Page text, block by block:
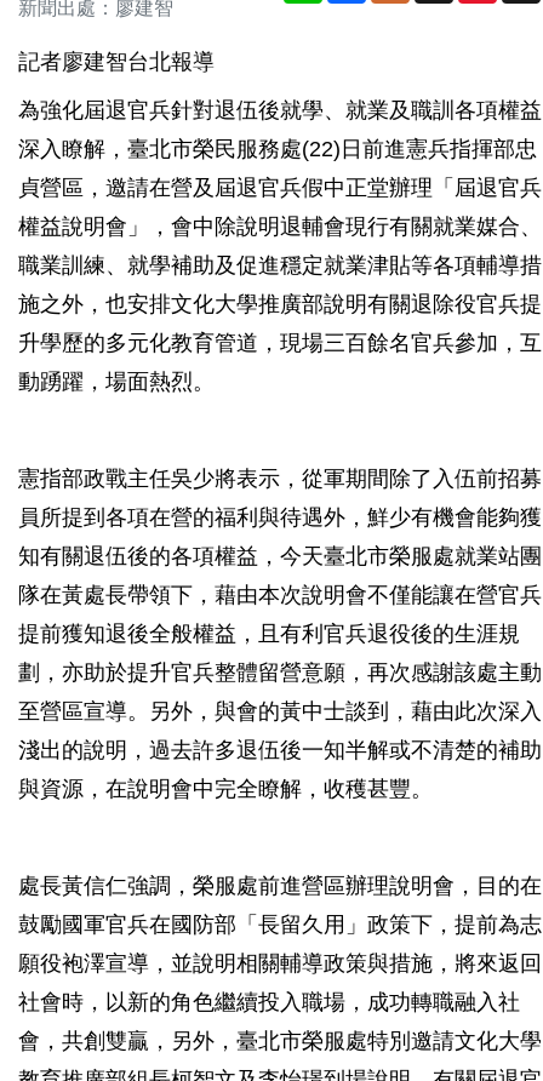
新聞出處：廖建智
記者廖建智台北報導
為強化屆退官兵針對退伍後就學、就業及職訓各項權益
深入瞭解，臺北市榮民服務處(22)日前進憲兵指揮部忠
貞營區，邀請在營及屆退官兵假中正堂辦理「屆退官兵
權益說明會」，會中除說明退輔會現行有關就業媒合、
職業訓練、就學補助及促進穩定就業津貼等各項輔導措
施之外，也安排文化大學推廣部說明有關退除役官兵提
升學歷的多元化教育管道，現場三百餘名官兵參加，互
動踴躍，場面熱烈。
憲指部政戰主任吳少將表示，從軍期間除了入伍前招募
員所提到各項在營的福利與待遇外，鮮少有機會能夠獲
知有關退伍後的各項權益，今天臺北市榮服處就業站團
隊在黃處長帶領下，藉由本次說明會不僅能讓在營官兵
提前獲知退後全般權益，且有利官兵退役後的生涯規
劃，亦助於提升官兵整體留營意願，再次感謝該處主動
至營區宣導。另外，與會的黃中士談到，藉由此次深入
淺出的說明，過去許多退伍後一知半解或不清楚的補助
與資源，在說明會中完全瞭解，收穫甚豐。
處長黃信仁強調，榮服處前進營區辦理說明會，目的在
鼓勵國軍官兵在國防部「長留久用」政策下，提前為志
願役袍澤宣導，並說明相關輔導政策與措施，將來返回
社會時，以新的角色繼續投入職場，成功轉職融入社
會，共創雙贏，另外，臺北市榮服處特別邀請文化大學